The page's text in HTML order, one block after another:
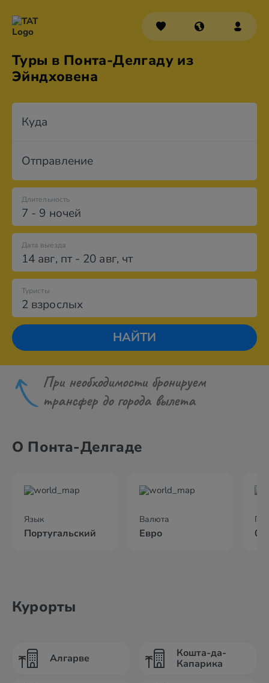
Туры в Понта-Делгаду из
Эйндховена
Куда
Отправление
7 - 9 ночей
Длительность
Дата выезда
14 авг, пт- 20 авг, чт
2 взрослых
Туристы
НАЙТИ
При необходимости бронируем
трансфер до города вылета
О Понта-Делгаде
Язык
Португальский
Валюта
Евро
Курорты
Алгарве
Кошта-да-
Капарика